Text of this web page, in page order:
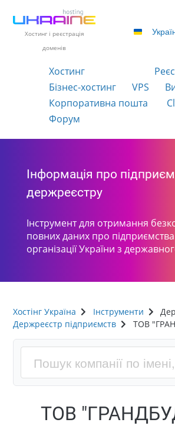
Хостинг і реєстрація
доменів
Хостинг
Бізнес-хостинг
VPS
Корпоративна пошта
Форум
Інформація про
держреєстру
Інструмент для отримання
повних даних про підприємства
організації України з
Хостінг Україна Інструменти
Держреєстр підприємств
ТОВ
ТОВ